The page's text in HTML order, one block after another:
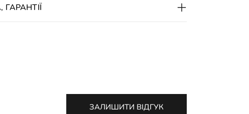
ЗАЛИШИТИ ВІДГУК